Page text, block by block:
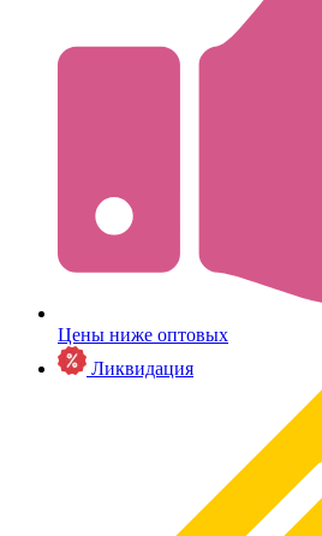
Цены ниже оптовых
Ликвидация